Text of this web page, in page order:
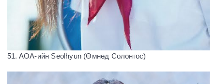
51. AOA-ийн Seolhyun (Өмнөд Солонгос)